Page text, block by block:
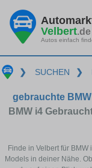
Velbert.de
Autos einfach
❯ SUCHEN ❯
gebrauchte
BMW i4
Finde in Velbert für
Models in deiner Nähe.